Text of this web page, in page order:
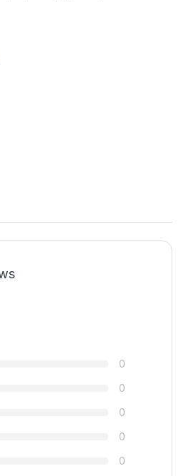
Gigabit TP Link TG-3468 quantity
0
0
0
0
0